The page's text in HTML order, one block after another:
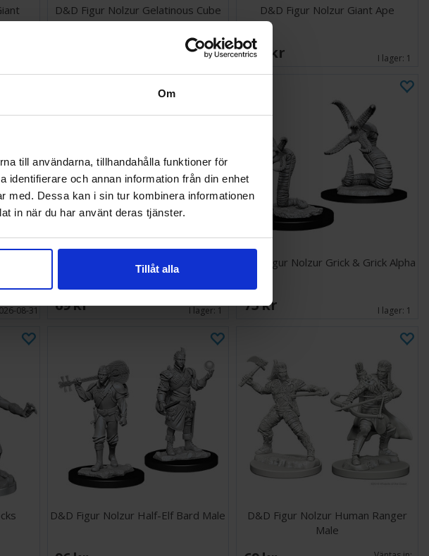
Om
till användarna, tillhandahålla funktioner för
och annan information från din enhet
med. Dessa kan i sin tur kombinera informationen
in när du har använt deras tjänster.
Tillåt alla
D&D Figur Nolzur Gelatinous Cube
I lager:2
D&D Figur Nolzur Giant Ape
222 SEK I lager: 1
08-31
D&D Figur Nolzur Gnoll Witherlings
69 SEK I lager: 1
D&D Figur Nolzur Grick & Grick Alpha
75 SEK I lager: 1
D&D Figur Nolzur Half-Elf Bard Male
D&D Figur Nolzur Human Ranger
Male